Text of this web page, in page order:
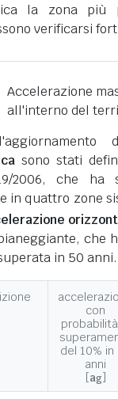
la zona più
verificarsi
Accelerazione
all'interno del
sono stati
2006, che ha
in quattro zone
che
in 50 anni.
con
del 10% in
anni
[ag]